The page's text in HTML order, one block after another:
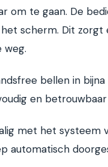
om te gaan. De
scherm. Dit zorgt
weg.
bellen in
en
met het systeem
automatisch